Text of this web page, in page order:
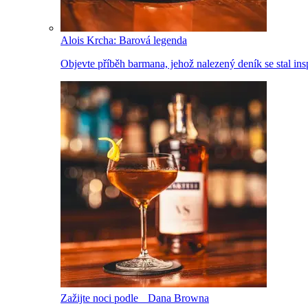
Alois Krcha: Barová legenda
Objevte příběh barmana, jehož nalezený deník se stal
Zažijte noci podle Dana Browna